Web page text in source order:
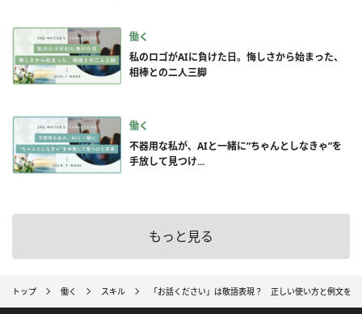
働く
私のロゴがAIに負けた日。悔しさから始まった、
相棒との二人三脚
働く
不器用な私が、AIと一緒に”ちゃんとしなきゃ”を
手放して見つけ...
もっと見る
トップ 働く スキル 「お話ください」は敬語表現？ 正しい使い方と例文を紹